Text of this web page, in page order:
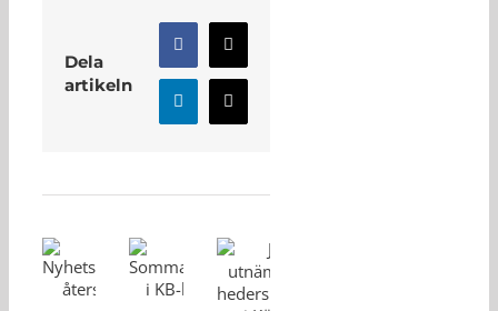
Dela
artikeln
Facebook
X
LinkedInE-
post